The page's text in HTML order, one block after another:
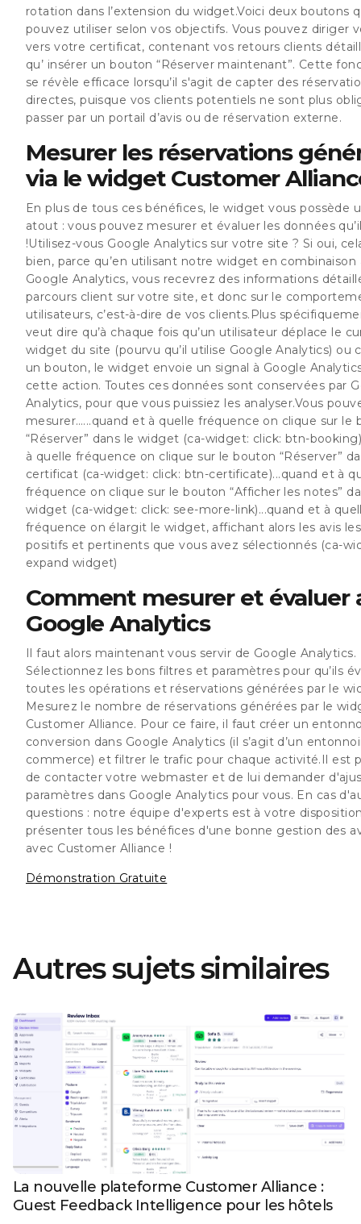
rotation dans l’extension du widget.Voici deux boutons
pouvez utiliser selon vos objectifs. Vous pouvez diriger
vers votre certificat, contenant vos retours clients
qu’ insérer un bouton “Réserver maintenant”. Cette
se révèle efficace lorsqu’il s'agit de capter des
directes, puisque vos clients potentiels ne sont plus
passer par un portail d’avis ou de réservation externe.
Mesurer les réservations
via le widget Customer
En plus de tous ces bénéfices, le widget vous possède
atout : vous pouvez mesurer et évaluer les données
!Utilisez-vous Google Analytics sur votre site ? Si oui,
bien, parce qu’en utilisant notre widget en combinaison
Google Analytics, vous recevrez des informations
parcours client sur votre site, et donc sur le
utilisateurs, c’est-à-dire de vos clients.Plus
veut dire qu’à chaque fois qu’un utilisateur déplace le
widget du site (pourvu qu’il utilise Google Analytics) ou
un bouton, le widget envoie un signal à Google
cette action. Toutes ces données sont conservées par
Analytics, pour que vous puissiez les analyser.Vous
mesurer…...quand et à quelle fréquence on clique sur le
“Réserver” dans le widget (ca-widget: click: btn-
à quelle fréquence on clique sur le bouton “Réserver”
certificat (ca-widget: click: btn-certificate)...quand et à
fréquence on clique sur le bouton “Afficher les notes”
widget (ca-widget: click: see-more-link)...quand et à
fréquence on élargit le widget, affichant alors les avis
positifs et pertinents que vous avez sélectionnés (ca-
expand widget)
Comment mesurer et évaluer
Google Analytics
Il faut alors maintenant vous servir de Google Analytics.
Sélectionnez les bons filtres et paramètres pour qu’ils
toutes les opérations et réservations générées par le
Mesurez le nombre de réservations générées par le
Customer Alliance. Pour ce faire, il faut créer un
conversion dans Google Analytics (il s’agit d’un
commerce) et filtrer le trafic pour chaque activité.Il est
de contacter votre webmaster et de lui demander
paramètres dans Google Analytics pour vous. En cas
questions : notre équipe d'experts est à votre
présenter tous les bénéfices d'une bonne gestion des
avec Customer Alliance !
Démonstration Gratuite
Autres sujets similaires
La nouvelle plateforme Customer Alliance :
Guest Feedback Intelligence pour les hôtels